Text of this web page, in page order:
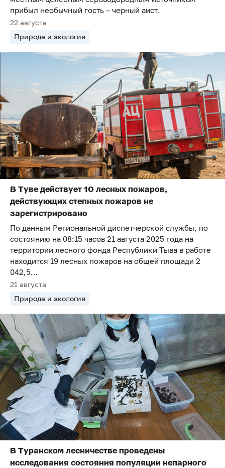
прибыл необычный гость – черный аист.
22 августа
Природа и экология
В Туве действует 10 лесных пожаров,
действующих степных пожаров не
зарегистрировано
По данным Региональной диспетчерской службы, по
состоянию на 08:15 часов 21 августа 2025 года на
территории лесного фонда Республики Тыва в работе
находится 19 лесных пожаров на общей площади 2
042,5…
21 августа
Природа и экология
В Туранском лесничестве проведены
исследования состояния популяции непарного